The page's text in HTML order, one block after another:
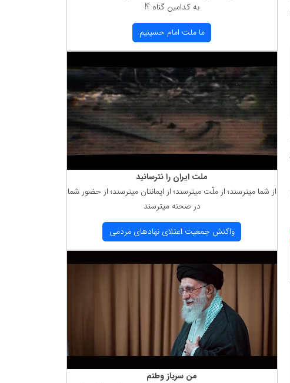
به كدامین گناه ؟!
ما ملت امام حسینیم
ملت ایران را نترسانید
از شما میترسند؛ از ملّت میترسند؛ از ایمانتان میترسند؛ از حضور شما
در صحنه میترسند
واكنش جمعیت اعتلای نهادهای مردمی
من سرباز وطنم